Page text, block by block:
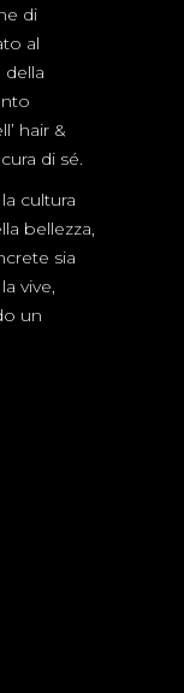
di
al
hair &
di sé.
cultura
bellezza,
sia
vive,
un